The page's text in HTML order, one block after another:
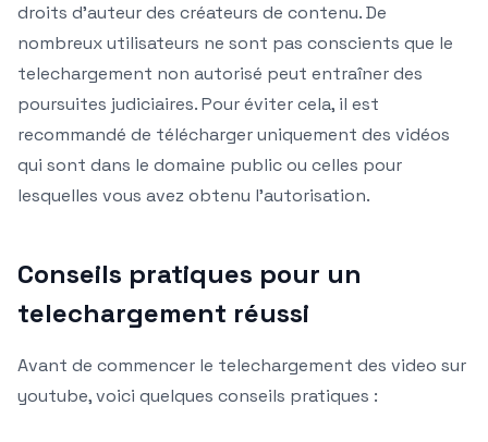
droits d’auteur des créateurs de contenu. De
nombreux utilisateurs ne sont pas conscients que le
telechargement non autorisé peut entraîner des
poursuites judiciaires. Pour éviter cela, il est
recommandé de télécharger uniquement des vidéos
qui sont dans le domaine public ou celles pour
lesquelles vous avez obtenu l’autorisation.
Conseils pratiques pour un
telechargement réussi
Avant de commencer le telechargement des video sur
youtube, voici quelques conseils pratiques :